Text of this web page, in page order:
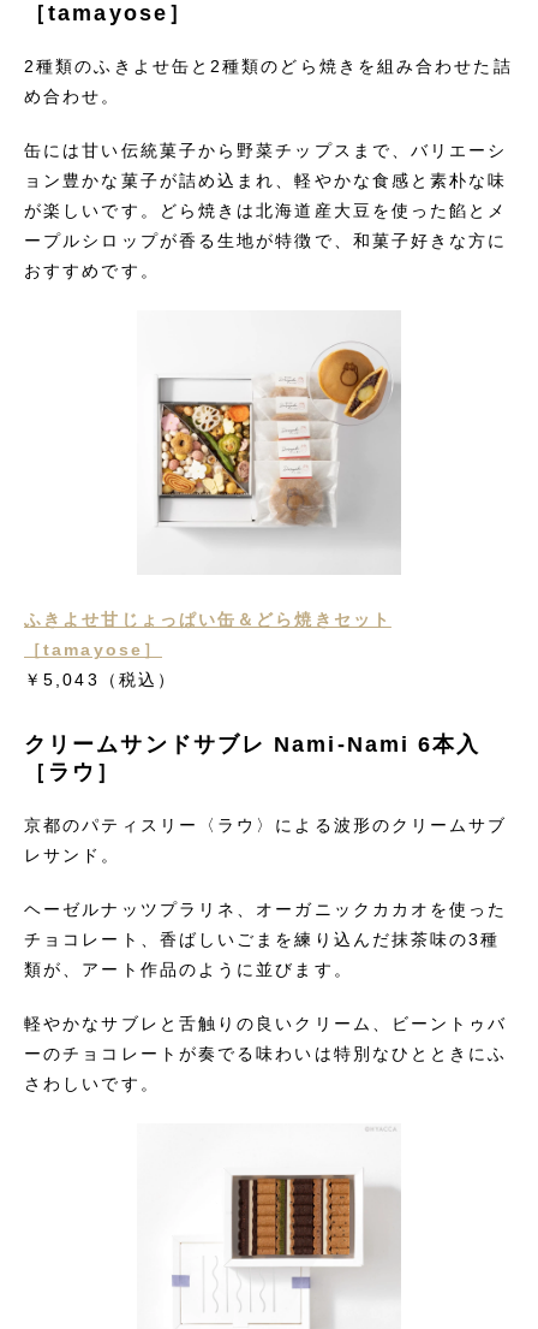
［tamayose］
2種類のふきよせ缶と2種類のどら焼きを組み合わせた詰
め合わせ。
缶には甘い伝統菓子から野菜チップスまで、バリエーシ
ョン豊かな菓子が詰め込まれ、軽やかな食感と素朴な味
が楽しいです。どら焼きは北海道産大豆を使った餡とメ
ープルシロップが香る生地が特徴で、和菓子好きな方に
おすすめです。
ふきよせ甘じょっぱい缶＆どら焼きセット
［tamayose］
￥5,043
（税込）
クリームサンドサブレ Nami‑Nami 6本入
［ラウ］
京都のパティスリー〈ラウ〉による波形のクリームサブ
レサンド。
ヘーゼルナッツプラリネ、オーガニックカカオを使った
チョコレート、香ばしいごまを練り込んだ抹茶味の3種
類が、アート作品のように並びます。
軽やかなサブレと舌触りの良いクリーム、ビーントゥバ
ーのチョコレートが奏でる味わいは特別なひとときにふ
さわしいです。